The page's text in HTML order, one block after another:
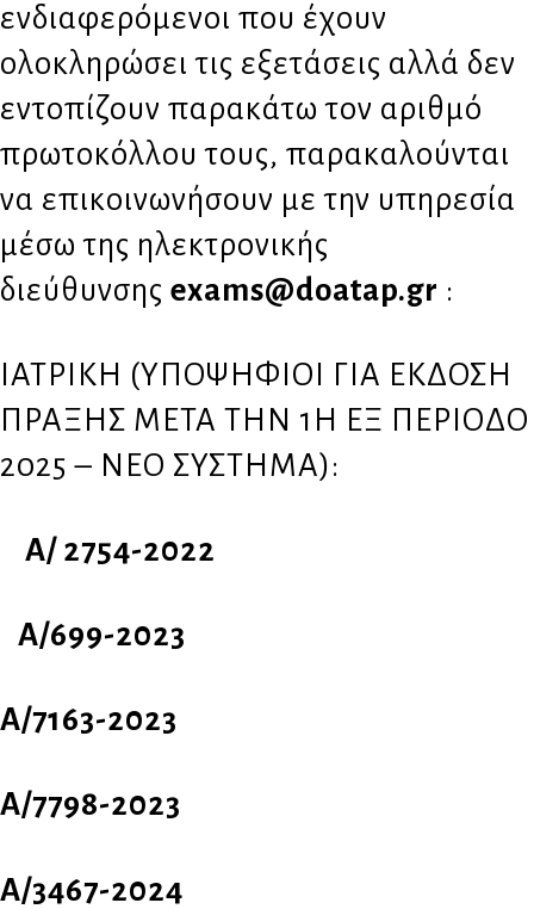
ενδιαφερόμενοι που έχουν
ολοκληρώσει τις εξετάσεις αλλά δεν
εντοπίζουν παρακάτω τον αριθμό
πρωτοκόλλου τους, παρακαλούνται
να επικοινωνήσουν με την υπηρεσία
μέσω της ηλεκτρονικής
διεύθυνσης exams@doatap.gr :
ΙΑΤΡΙΚΗ (ΥΠΟΨΗΦΙΟΙ ΓΙΑ ΕΚΔΟΣΗ
ΠΡΑΞΗΣ ΜΕΤΑ ΤΗΝ 1Η ΕΞ ΠΕΡΙΟΔΟ
2025 – ΝΕΟ ΣΥΣΤΗΜΑ):
A/ 2754-2022
A/699-2023
A/7163-2023
A/7798-2023
A/3467-2024